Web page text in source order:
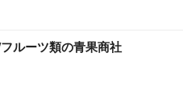
ルーツ類の青果商社